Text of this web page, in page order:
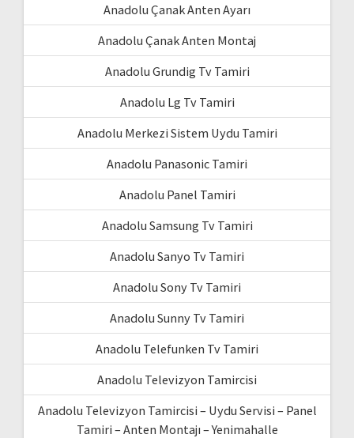
Anadolu Çanak Anten Ayarı
Anadolu Çanak Anten Montaj
Anadolu Grundig Tv Tamiri
Anadolu Lg Tv Tamiri
Anadolu Merkezi Sistem Uydu Tamiri
Anadolu Panasonic Tamiri
Anadolu Panel Tamiri
Anadolu Samsung Tv Tamiri
Anadolu Sanyo Tv Tamiri
Anadolu Sony Tv Tamiri
Anadolu Sunny Tv Tamiri
Anadolu Telefunken Tv Tamiri
Anadolu Televizyon Tamircisi
Anadolu Televizyon Tamircisi – Uydu Servisi – Panel
Tamiri – Anten Montajı – Yenimahalle